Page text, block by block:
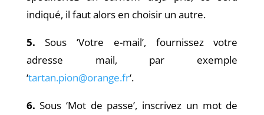
indiqué, il faut alors en choisir un autre.
5. Sous ‘Votre e-mail’, fournissez votre
adresse mail, par exemple
‘tartan.pion@orange.fr‘.
6. Sous ‘Mot de passe’, inscrivez un mot de